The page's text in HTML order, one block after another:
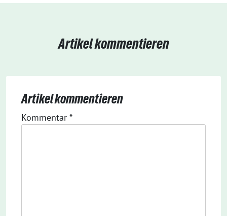
Artikel kommentieren
Artikel kommentieren
Kommentar *